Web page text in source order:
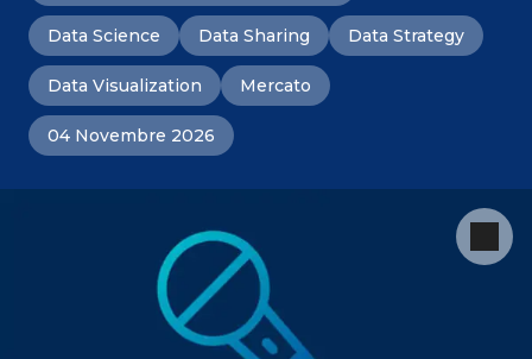
Data Science Data Sharing Data Strategy
Data Visualization Mercato
04 Novembre 2026